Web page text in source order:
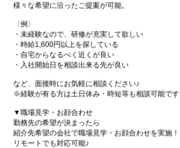
様々な希望に沿ったご提案が可能。
〈例〉
・未経験なので、研修が充実して欲しい
・時給1,600円以上を探している
・自宅からなるべく近くが良い
・入社開始日を相談出来る先が良い
など、面接時にお気軽に相談ください♪
※経験が有る方は土日休み・時短等も相談可能です
▼職場見学・お顔合わせ
勤務先の希望が決まったら
紹介先希望の会社で職場見学・お顔合わせを実施！
リモートでも対応可能♪